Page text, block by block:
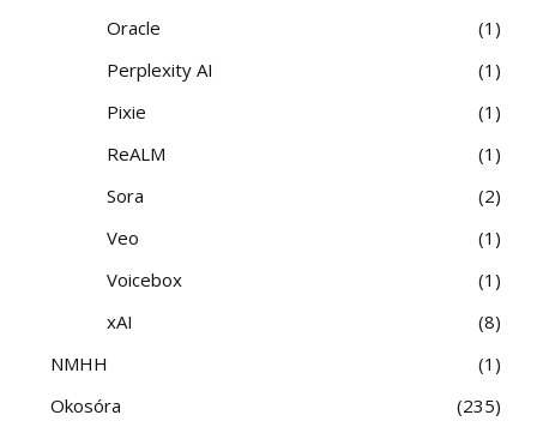
Oracle
1
Perplexity AI
1
Pixie
1
ReALM
1
Sora
2
Veo
1
Voicebox
1
xAI
8
NMHH
1
Okosóra
235